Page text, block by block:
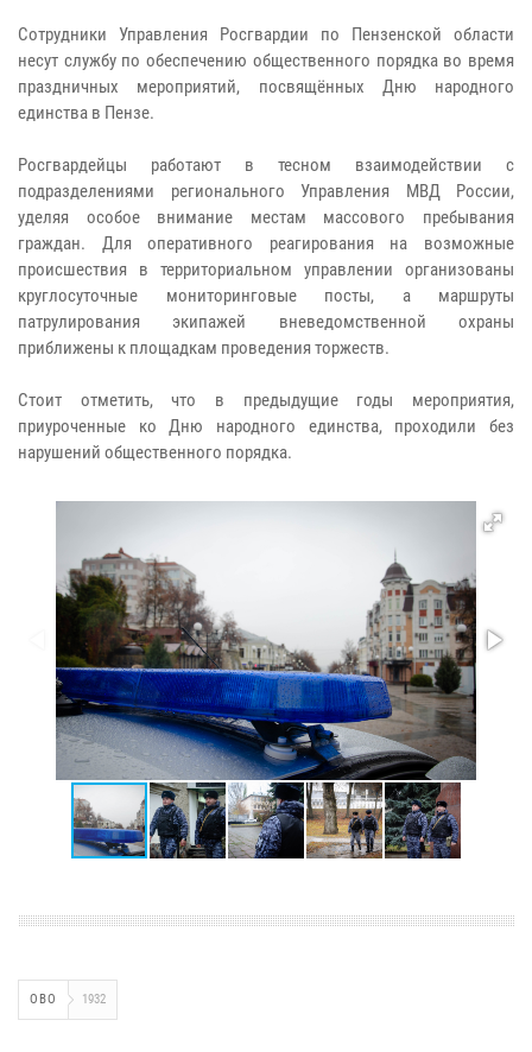
Сотрудники Управления Росгвардии по Пензенской области
несут службу по обеспечению общественного порядка во время
праздничных мероприятий, посвящённых Дню народного
единства в Пензе.
Росгвардейцы работают в тесном взаимодействии с
подразделениями регионального Управления МВД России,
уделяя особое внимание местам массового пребывания
граждан. Для оперативного реагирования на возможные
происшествия в территориальном управлении организованы
круглосуточные мониторинговые посты, а маршруты
патрулирования экипажей вневедомственной охраны
приближены к площадкам проведения торжеств.
Стоит отметить, что в предыдущие годы мероприятия,
приуроченные ко Дню народного единства, проходили без
нарушений общественного порядка.
ОВО 1932